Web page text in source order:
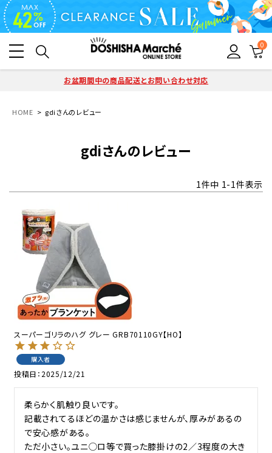
0
お盆期間中の商品配送とお問い合わせ対応
HOME gdiさんのレビュー
gdiさんのレビュー
1件中 1-1件表示
スーパーゴリラのハグ グレー GRB70110GY【HO】
購入者
投稿日 2025/12/21
柔らかく肌触り良いです。
記載されてるほどの温かさは感じませんが、厚みがあるの
で安心感がある。
ただ小さい。ユニ◯ロ等で買った膝掛けの2／3程度の大き